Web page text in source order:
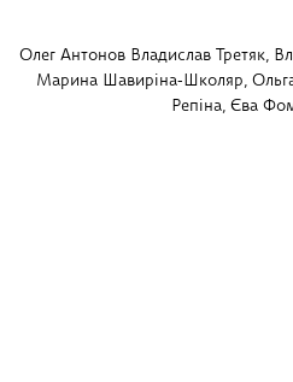
Олег Антонов Владислав Третяк,
Марина Шавиріна-Школяр,
Репіна, Єва